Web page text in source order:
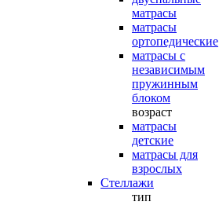
матрасы
матрасы
ортопедические
матрасы с
независимым
пружинным
блоком
возраст
матрасы
детские
матрасы для
взрослых
Стеллажи
тип